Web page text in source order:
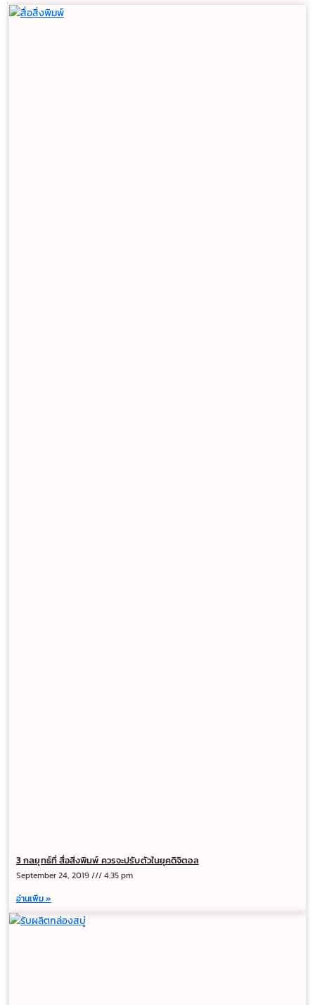
3 กลยุทธ์ที่ สื่อสิ่งพิมพ์ ควรจะปรับตัวในยุคดิจิตอล
September 24, 2019
4:35 pm
อ่านเพิ่ม »